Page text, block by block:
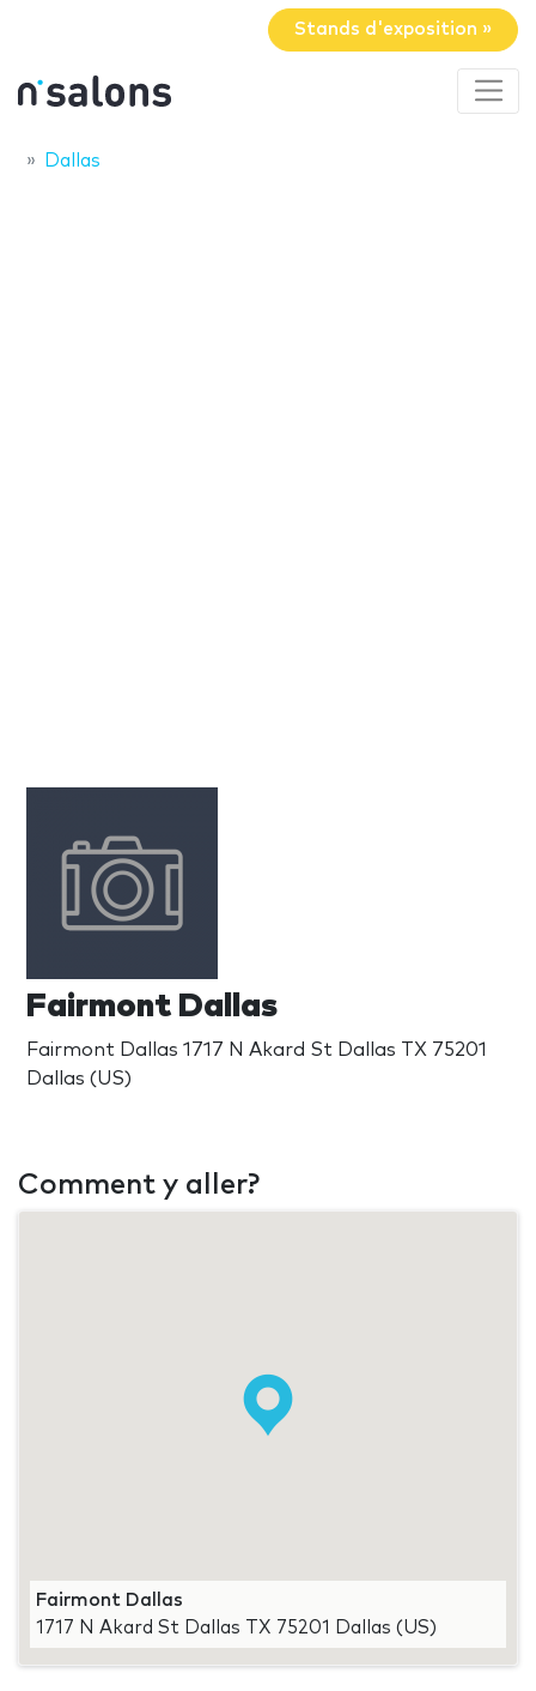
Stands d'exposition »
Dallas
Fairmont Dallas
Fairmont Dallas 1717 N Akard St Dallas TX 75201
Dallas (US)
Comment y aller?
Fairmont Dallas
1717 N Akard St Dallas TX 75201 Dallas (US)